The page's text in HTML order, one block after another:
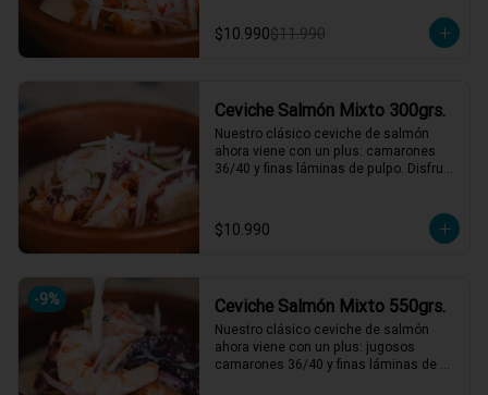
nuestra leche de tigre, que le da ese
punch perfecto. ¡Ideal para esos
*El peso neto corresponde al producto
en su presentación completa, salsas o
acompañamientos incluidos.
$10.990$11.990
Ceviche Salmón Mixto 300grs.
Nuestro clásico ceviche de salmón
ahora viene con un plus: camarones
36/40 y finas láminas de pulpo. Disfruta
leche de tigre que hará bailar tu paladar
🐟🦐🦑
en su presentación completa, salsas o
acompañamientos incluidos.
$10.990
-9% Ceviche Salmón Mixto 550grs.
Nuestro clásico ceviche de salmón
ahora viene con un plus: jugosos
camarones 36/40 y finas láminas de